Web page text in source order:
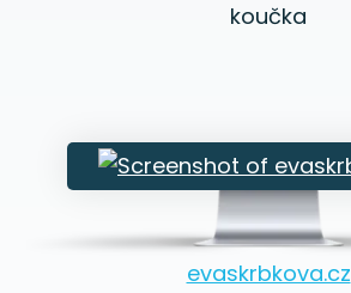
koučka
evaskrbkova.cz